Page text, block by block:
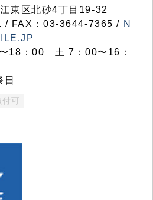
東区北砂4丁目19-32
/ FAX：03-3644-7365 / N
18：00 土 7：00〜16：
日
付可